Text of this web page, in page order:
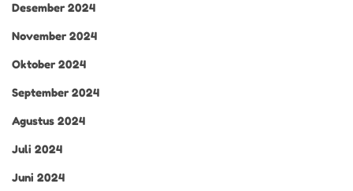
Desember 2024
November 2024
Oktober 2024
September 2024
Agustus 2024
Juli 2024
Juni 2024